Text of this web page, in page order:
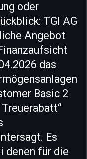
oder
TGI AG
Angebot
das
Basic 2
Treuerabatt“
Es
denen für die